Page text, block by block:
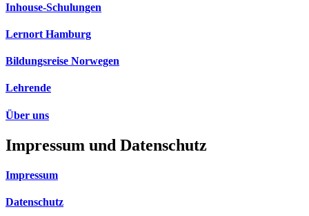
Inhouse-Schulungen
Lernort Hamburg
Bildungsreise Norwegen
Lehrende
Über uns
Impressum und Datenschutz
Impressum
Datenschutz